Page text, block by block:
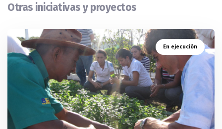
Otras iniciativas y proyectos
En ejecución